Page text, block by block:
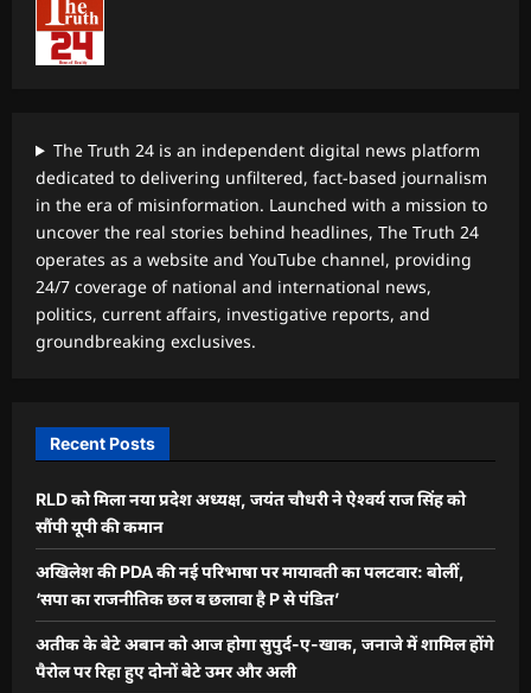
The Truth 24 is an independent digital news platform
dedicated to delivering unfiltered, fact-based journalism
in the era of misinformation. Launched with a mission to
uncover the real stories behind headlines, The Truth 24
operates as a website and YouTube channel, providing
24/7 coverage of national and international news,
politics, current affairs, investigative reports, and
groundbreaking exclusives.
Recent Posts
RLD को मिला नया प्रदेश अध्यक्ष, जयंत चौधरी ने ऐश्वर्य राज सिंह को
सौंपी यूपी की कमान
अखिलेश की PDA की नई परिभाषा पर मायावती का पलटवार: बोलीं,
‘सपा का राजनीतिक छल व छलावा है P से पंडित’
अतीक के बेटे अबान को आज होगा सुपुर्द-ए-खाक, जनाजे में शामिल होंगे
पैरोल पर रिहा हुए दोनों बेटे उमर और अली